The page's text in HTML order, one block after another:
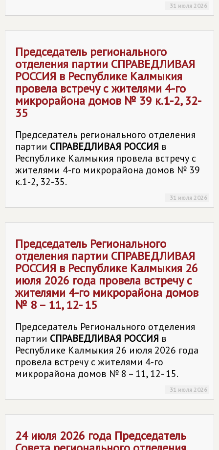
31 июля 2026
Председатель регионального
отделения партии СПРАВЕДЛИВАЯ
РОССИЯ в Республике Калмыкия
провела встречу с жителями 4-го
микрорайона домов № 39 к.1-2, 32-
35
Председатель регионального отделения
партии СПРАВЕДЛИВАЯ РОССИЯ в
Республике Калмыкия провела встречу с
жителями 4-го микрорайона домов № 39
к.1-2, 32-35.
31 июля 2026
Председатель Регионального
отделения партии СПРАВЕДЛИВАЯ
РОССИЯ в Республике Калмыкия 26
июля 2026 года провела встречу с
жителями 4-го микрорайона домов
№ 8 – 11, 12- 15
Председатель Регионального отделения
партии СПРАВЕДЛИВАЯ РОССИЯ в
Республике Калмыкия 26 июля 2026 года
провела встречу с жителями 4-го
микрорайона домов № 8 – 11, 12- 15.
31 июля 2026
24 июля 2026 года Председатель